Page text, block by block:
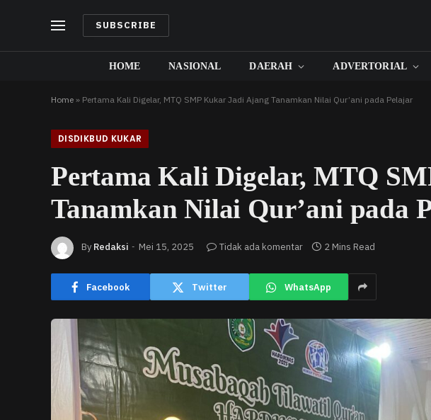
SUBSCRIBE
HOME NASIONAL DAERAH ADVERTORIAL
Home » Pertama Kali Digelar, MTQ SMP Kukar Jadi Ajang Tanamkan Nilai Qur’ani pada Pelajar
DISDIKBUD KUKAR
Pertama Kali Digelar, MTQ
Tanamkan Nilai Qur’ani pada
By Redaksi Mei 15, 2025 Tidak ada komentar 2 Mins Read
Facebook Twitter WhatsApp